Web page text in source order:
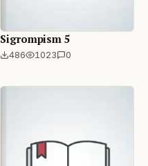
Sigrompism 5
486 1023 0